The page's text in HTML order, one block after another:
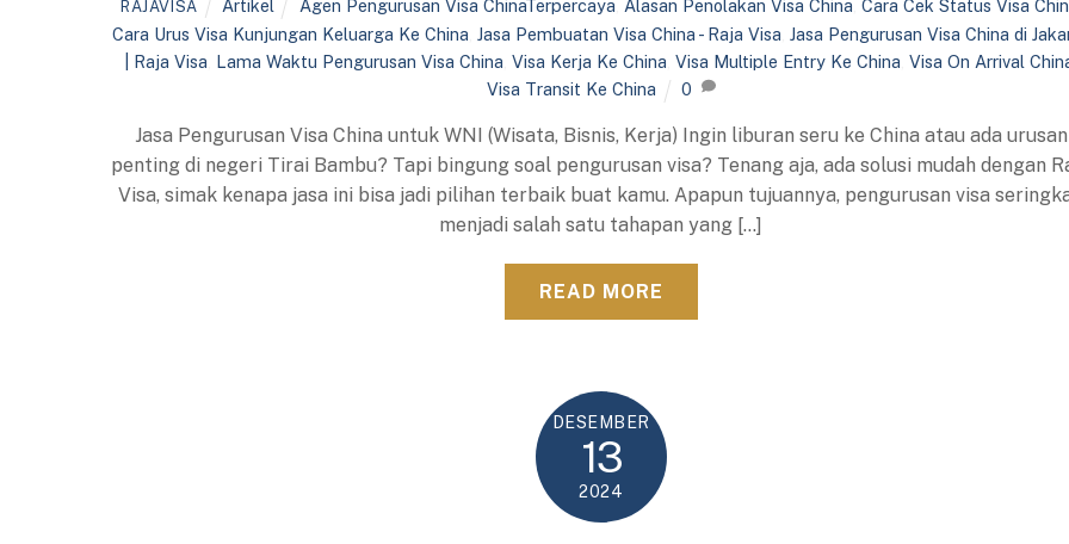
RAJAVISA Artikel Agen Pengurusan Visa ChinaTerpercaya Alasan Penolakan Visa China Cara Cek Status Visa
Cara Urus Visa Kunjungan Keluarga Ke China ,Jasa Pembuatan Visa China - Raja Visa ,Jasa Pengurusan Visa China di
| Raja Visa Lama Waktu Pengurusan Visa China ,Visa Kerja Ke China ,Visa Multiple Entry Ke China ,Visa On Arrival
Visa Transit Ke China
0
Jasa Pengurusan Visa China untuk WNI (Wisata, Bisnis, Kerja) Ingin liburan seru ke China atau ada urusan
penting di negeri Tirai Bambu? Tapi bingung soal pengurusan visa? Tenang aja, ada solusi mudah dengan
Visa, simak kenapa jasa ini bisa jadi pilihan terbaik buat kamu. Apapun tujuannya, pengurusan visa
menjadi salah satu tahapan yang […]
READ MORE
DESEMBER
13
2024